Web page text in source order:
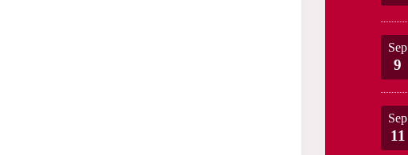
Sep
9
Sep
11